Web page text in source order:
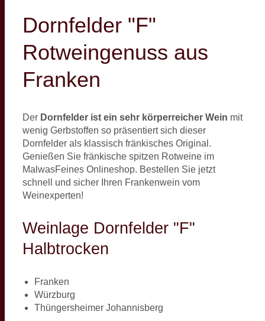
Dornfelder "F"
Rotweingenuss aus
Franken
Der Dornfelder ist ein sehr körperreicher Wein mit
wenig Gerbstoffen so präsentiert sich dieser
Dornfelder als klassisch fränkisches Original.
Genießen Sie fränkische spitzen Rotweine im
MalwasFeines Onlineshop. Bestellen Sie jetzt
schnell und sicher Ihren Frankenwein vom
Weinexperten!
Weinlage Dornfelder "F"
Halbtrocken
Franken
Würzburg
Thüngersheimer Johannisberg